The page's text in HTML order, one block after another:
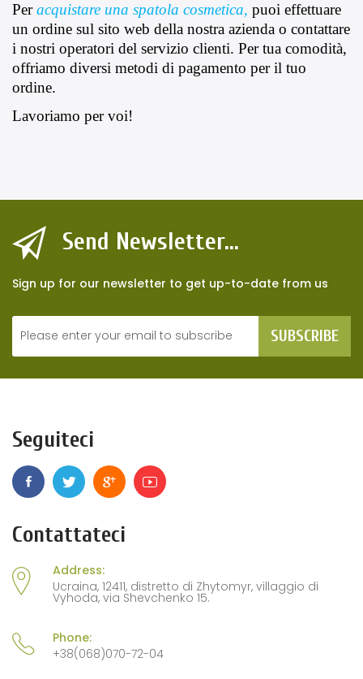
Per acquistare una spatola cosmetica, puoi effettuare
un ordine sul sito web della nostra azienda o contattare
i nostri operatori del servizio clienti. Per tua comodità,
offriamo diversi metodi di pagamento per il tuo
ordine.
Lavoriamo per voi!
Send Newsletter...
Sign up for our newsletter to get up-to-date from us
SUBSCRIBE
Seguiteci
Contattateci
Address:
Ucraina, 12411, distretto di Zhytomyr, villaggio di
Vyhoda, via Shevchenko 15.
Phone:
+38(068)070-72-04